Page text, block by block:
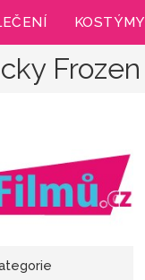
KOSTÝMY
Frozen